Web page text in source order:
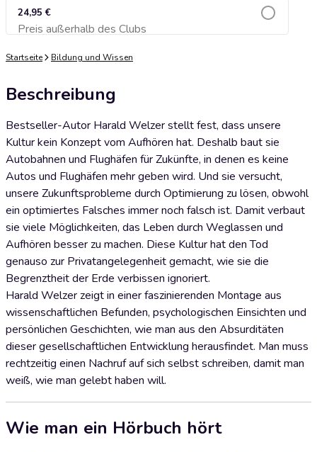
24,95 €
Preis außerhalb des ClubsZum Warenkorb hinzufügen
Startseite Bildung und Wissen
Beschreibung
Bestseller-Autor Harald Welzer stellt fest, dass unsere
Kultur kein Konzept vom Aufhören hat. Deshalb baut sie
Autobahnen und Flughäfen für Zukünfte, in denen es keine
Autos und Flughäfen mehr geben wird. Und sie versucht,
unsere Zukunftsprobleme durch Optimierung zu lösen, obwohl
ein optimiertes Falsches immer noch falsch ist. Damit verbaut
sie viele Möglichkeiten, das Leben durch Weglassen und
Aufhören besser zu machen. Diese Kultur hat den Tod
genauso zur Privatangelegenheit gemacht, wie sie die
Begrenztheit der Erde verbissen ignoriert.
Harald Welzer zeigt in einer faszinierenden Montage aus
wissenschaftlichen Befunden, psychologischen Einsichten und
persönlichen Geschichten, wie man aus den Absurditäten
dieser gesellschaftlichen Entwicklung herausfindet. Man muss
rechtzeitig einen Nachruf auf sich selbst schreiben, damit man
weiß, wie man gelebt haben will.
Wie man ein Hörbuch hört